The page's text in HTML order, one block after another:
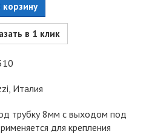
корзину
в 1 клик
, Италия
трубку 8мм с выходом под
для крепления